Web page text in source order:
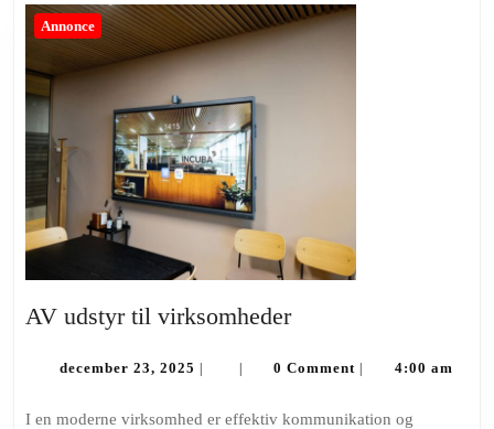
Annonce
AV udstyr til virksomhederAV
til
december 23, 2025 december
0 Comment 4:00 am
I en moderne virksomhed er effektiv kommunikation og